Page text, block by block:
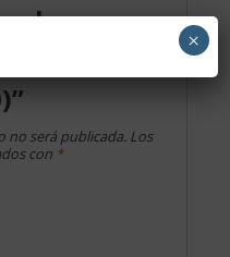
valorar
no será publicada. Los
con *
×